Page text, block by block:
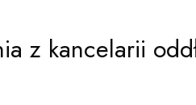
z kancelarii